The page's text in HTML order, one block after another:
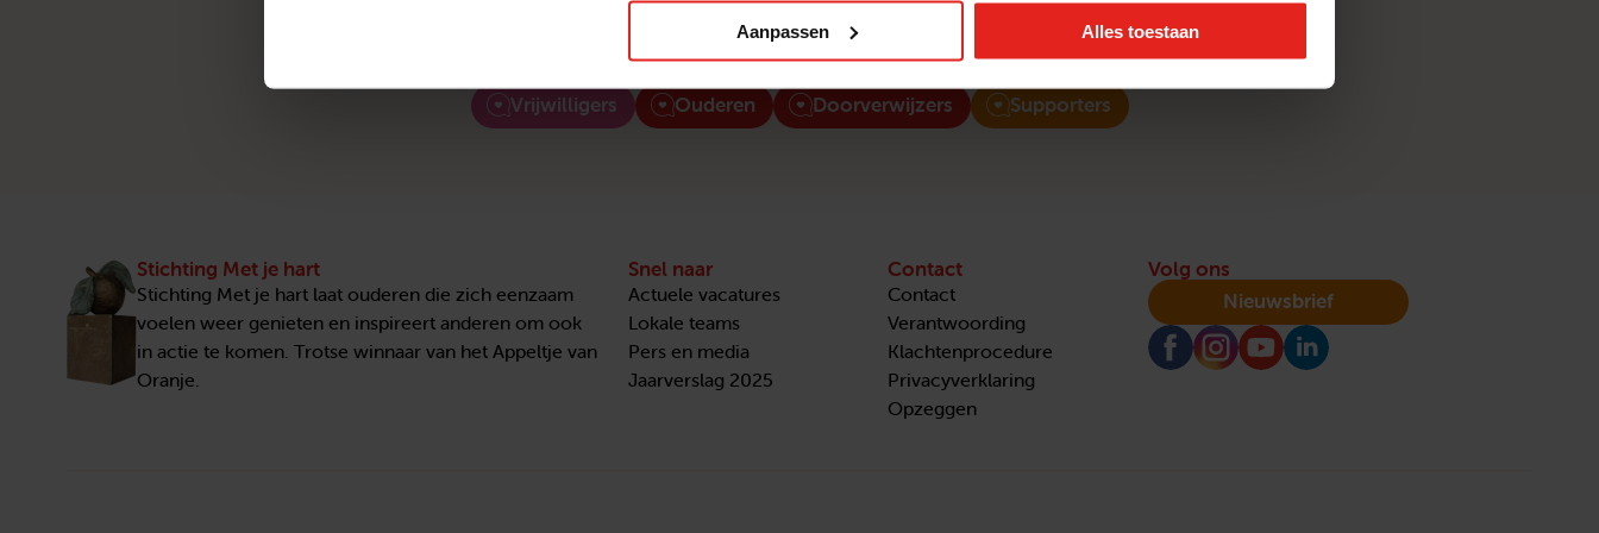
Aanpassen Alles toestaan
Nieuwsgierig naar meer inspirerende verhalen?
Vrijwilligers Ouderen Doorverwijzers Supporters
Stichting Met je hart
Stichting Met je hart laat ouderen die zich eenzaam
voelen weer genieten en inspireert anderen om ook
in actie te komen. Trotse winnaar van het Appeltje van
Oranje.
Snel naar
Actuele vacatures
Lokale teams
Pers en media
Jaarverslag 2025
Contact
Contact
Verantwoording
Klachtenprocedure
Privacyverklaring
Opzeggen
Volg ons
Nieuwsbrief